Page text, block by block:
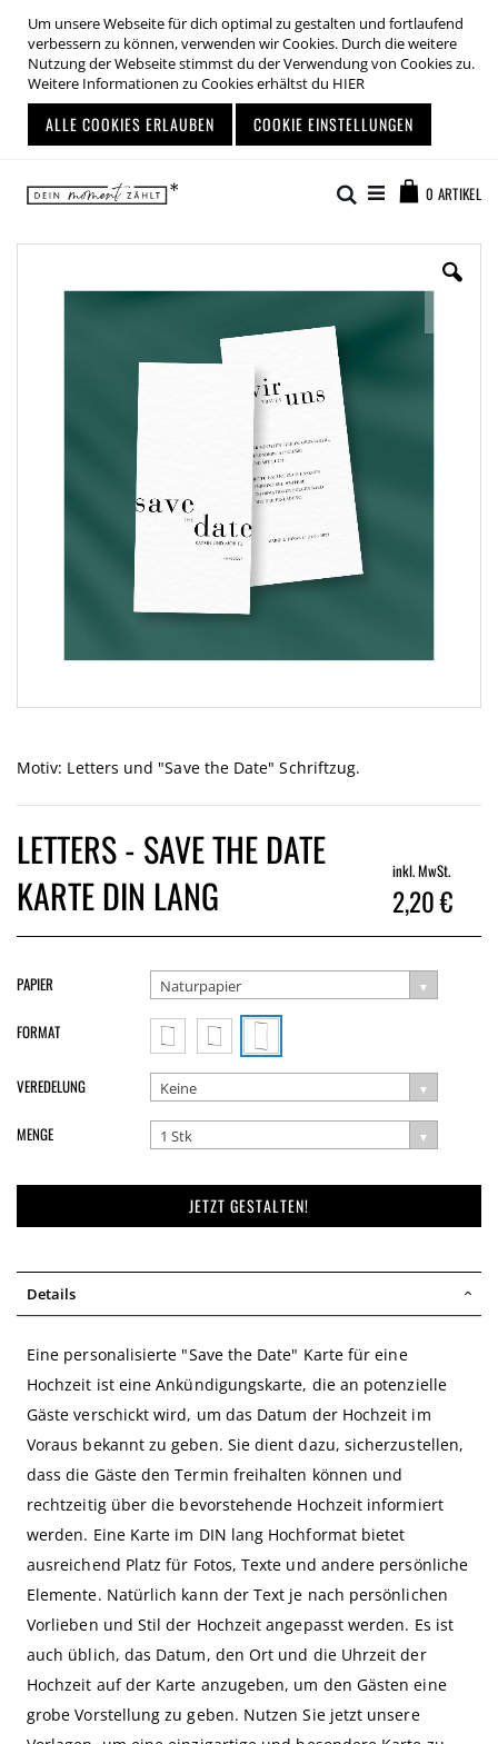
Um unsere Webseite für dich optimal zu gestalten und fortlaufend
verbessern zu können, verwenden wir Cookies. Durch die weitere
Nutzung der Webseite stimmst du der Verwendung von Cookies zu.
Weitere Informationen zu Cookies erhältst du HIER
ALLE COOKIES ERLAUBEN COOKIE EINSTELLUNGEN
Inhalt
springen
0 ARTIKEL
Suche
der
Bildgalerie
Motiv: Letters und "Save the Date" Schriftzug.
LETTERS - SAVE THE DATE
KARTE DIN LANG
inkl. MwSt.
2,20 €
MENGE 1 Stk
PAPIER Naturpapier
FORMAT
VEREDELUNG Keine
JETZT GESTALTEN!
Details
Eine personalisierte "Save the Date" Karte für eine
Hochzeit ist eine Ankündigungskarte, die an potenzielle
Gäste verschickt wird, um das Datum der Hochzeit im
Voraus bekannt zu geben. Sie dient dazu, sicherzustellen,
dass die Gäste den Termin freihalten können und
rechtzeitig über die bevorstehende Hochzeit informiert
werden. Eine Karte im DIN lang Hochformat bietet
ausreichend Platz für Fotos, Texte und andere persönliche
Elemente. Natürlich kann der Text je nach persönlichen
Vorlieben und Stil der Hochzeit angepasst werden. Es ist
auch üblich, das Datum, den Ort und die Uhrzeit der
Hochzeit auf der Karte anzugeben, um den Gästen eine
grobe Vorstellung zu geben. Nutzen Sie jetzt unsere